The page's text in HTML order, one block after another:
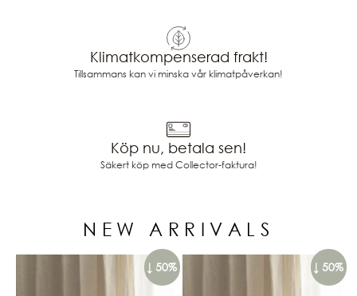
Klimatkompenserad frakt!
Tillsammans kan vi minska vår klimatpåverkan!
Köp nu, betala sen!
Säkert köp med Collector-faktura!
NEW ARRIVALS
↓ 50% ↓ 50%